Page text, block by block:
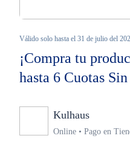
Válido solo hasta el 31 de julio del
¡Compra tu
hasta 6 Cuotas
Kulhaus
Online • Pago en